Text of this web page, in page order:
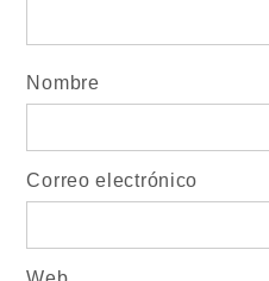
Nombre
Correo electrónico